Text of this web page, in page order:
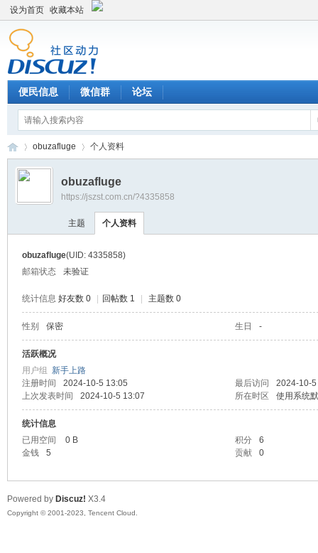
设为首页 收藏本站
便民信息 微信群 论坛
›
obuzafluge 个人资料
obuzafluge
https://jszst.com.cn/?4335858
主题 个人资料
obuzafluge(UID: 4335858)
邮箱状态
未验证
统计信息 好友数 0 回帖数 1 主题数 0
性别 保密 生日 -
活跃概况
用户组 新手上路
注册时间
2024-10-5 13:05 最后访问
2024-10-
上次发表时间
2024-10-5 13:07 所在时区 使用系统
统计信息
已用空间
0 B 积分
6
金钱
5 贡献 0
Powered by Discuz! X3.4
Copyright © 2001-2023, Tencent Cloud.